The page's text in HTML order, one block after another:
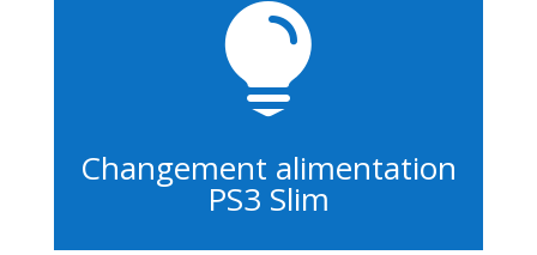

Changement alimentation
PS3 Slim